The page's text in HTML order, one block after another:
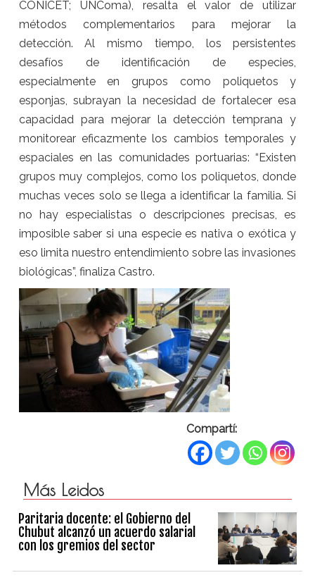
CONICET; UNComa), resalta el valor de utilizar
métodos complementarios para mejorar la
detección. Al mismo tiempo, los persistentes
desafíos de identificación de especies,
especialmente en grupos como poliquetos y
esponjas, subrayan la necesidad de fortalecer esa
capacidad para mejorar la detección temprana y
monitorear eficazmente los cambios temporales y
espaciales en las comunidades portuarias: “Existen
grupos muy complejos, como los poliquetos, donde
muchas veces solo se llega a identificar la familia. Si
no hay especialistas o descripciones precisas, es
imposible saber si una especie es nativa o exótica y
eso limita nuestro entendimiento sobre las invasiones
biológicas”, finaliza Castro.
Compartí:
Más Leidos
Paritaria docente: el Gobierno del
Chubut alcanzó un acuerdo salarial
con los gremios del sector